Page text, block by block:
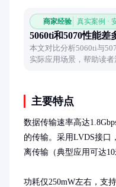
商家经验 真实案例 ·
5060ti和5070性能差
本文对比分析5060ti与
实际应用场景，帮助读
主要特点
数据传输速率高达
的传输。采用LVDS接口
离传输（典型应用可达10
功耗仅250mW左右，支